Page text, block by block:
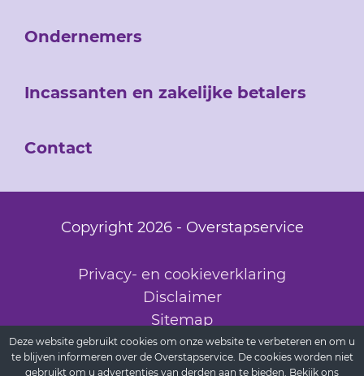
Ondernemers
Incassanten en zakelijke betalers
Contact
Copyright 2026 - Overstapservice
Privacy- en cookieverklaring
Disclaimer
Sitemap
Deze website gebruikt cookies om onze website te verbeteren en om u
te blijven informeren over de Overstapservice. De cookies worden niet
gebruikt om u advertenties van derden aan te bieden. Bekijk ons